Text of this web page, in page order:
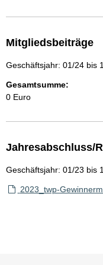
Mitgliedsbeiträge
Geschäftsjahr: 01/24 bis
Gesamtsumme:
0 Euro
Jahresabschluss/
Geschäftsjahr: 01/23 bis
2023_twp-